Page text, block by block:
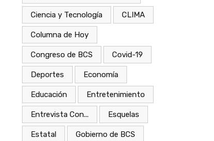
Ciencia y Tecnología CLIMA
Columna de Hoy
Congreso de BCS Covid-19
Deportes Economía
Educación Entretenimiento
Entrevista Con... Esquelas
Estatal Gobierno de BCS